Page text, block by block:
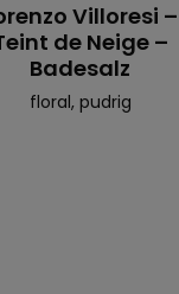
Villoresi –
de Neige –
Badesalz
floral, pudrig